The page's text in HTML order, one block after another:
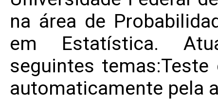
na área de
em Estatística.
seguintes
automaticamente pela